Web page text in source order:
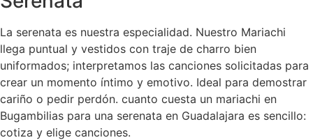
La serenata es nuestra especialidad. Nuestro Mariachi
llega puntual y vestidos con traje de charro bien
uniformados; interpretamos las canciones solicitadas para
crear un momento íntimo y emotivo. Ideal para demostrar
cariño o pedir perdón. cuanto cuesta un mariachi en
Bugambilias para una serenata en Guadalajara es sencillo:
cotiza y elige canciones.